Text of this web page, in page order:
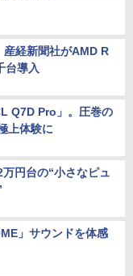
経新聞社がAMD R
台導入
Q7D Pro」。圧巻の
上体験に
円台の“小さなピュ
」サウンドを体感